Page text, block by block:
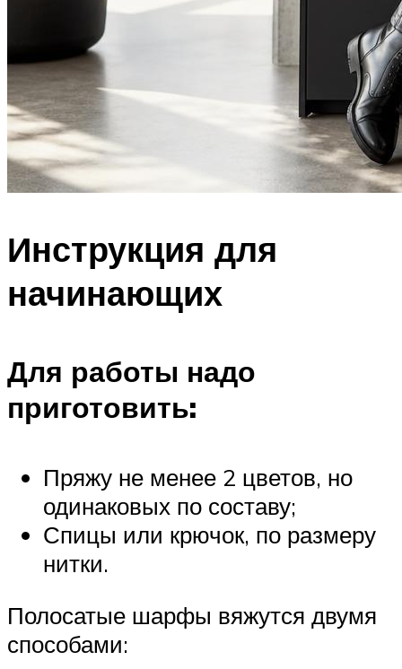
Инструкция для
начинающих
Для работы надо
приготовить:
Пряжу не менее 2 цветов, но
одинаковых по составу;
Спицы или крючок, по размеру
нитки.
Полосатые шарфы вяжутся двумя
способами: